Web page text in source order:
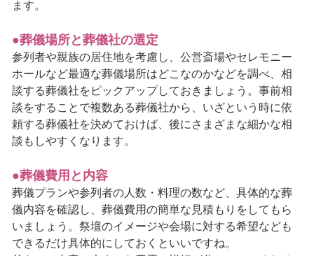
ます。
●葬儀場所と葬儀社の選定
参列者や親族の居住地を考慮し、公営斎場やセレモニー
ホールなど最適な葬儀場所はどこなのかなどを調べ、相
談する葬儀社をピックアップしておきましょう。事前相
談をすることで複数ある葬儀社から、いざという時に依
頼する葬儀社を決めておけば、後にさまざまな細かな相
談もしやすくなります。
●葬儀費用と内容
葬儀プランや参列者の人数・料理の数など、具体的な葬
儀内容を確認し、葬儀費用の簡単な見積もりをしてもら
いましょう。祭壇のイメージや会場に対する希望なども
できるだけ具体的にしておくといいですね。